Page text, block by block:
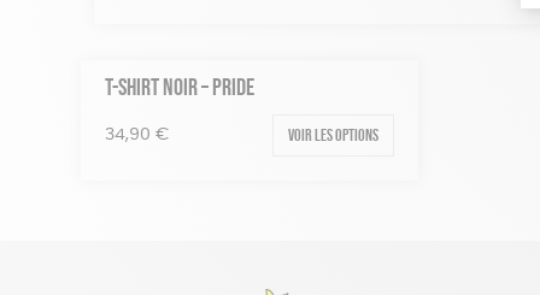
T-SHIRT NOIR – PRIDE
34,90 € Voir les options